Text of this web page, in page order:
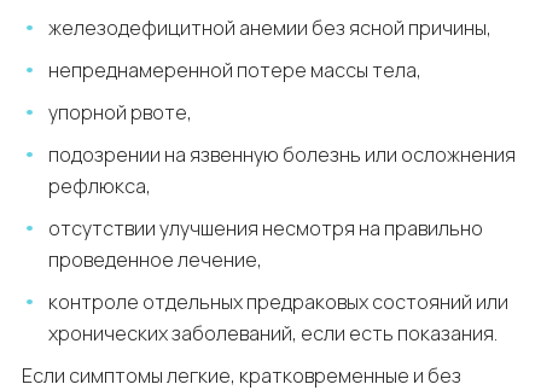
железодефицитной анемии без ясной причины,
непреднамеренной потере массы тела,
упорной рвоте,
подозрении на язвенную болезнь или осложнения
рефлюкса,
отсутствии улучшения несмотря на правильно
проведенное лечение,
контроле отдельных предраковых состояний или
хронических заболеваний, если есть показания.
Если симптомы легкие, кратковременные и без